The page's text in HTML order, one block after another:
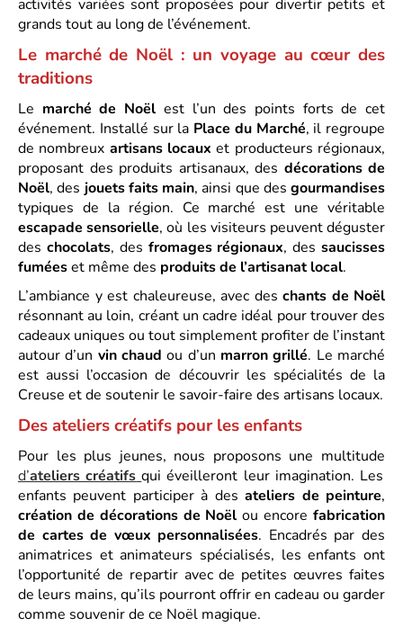
activités variées sont proposées pour divertir petits et
grands tout au long de l’événement.
Le marché de Noël : un voyage au cœur des
traditions
Le marché de Noël est l’un des points forts de cet
événement. Installé sur la Place du Marché, il regroupe
de nombreux artisans locaux et producteurs régionaux,
proposant des produits artisanaux, des décorations de
Noël, des jouets faits main, ainsi que des gourmandises
typiques de la région. Ce marché est une véritable
escapade sensorielle, où les visiteurs peuvent déguster
des chocolats, des fromages régionaux, dessaucisses
fuméeset même des produits de l’artisanat local.
L’ambiance y est chaleureuse, avec des chants de Noël
résonnant au loin, créant un cadre idéal pour trouver des
cadeaux uniques ou tout simplement profiter de l’instant
autour d’un vin chaud ou d’un marron grillé. Le marché
est aussi l’occasion de découvrir les spécialités de la
Creuse et de soutenir le savoir-faire des artisans locaux.
Des ateliers créatifs pour les enfants
Pour les plus jeunes, nous proposons une multitude
d’ateliers créatifs qui éveilleront leur imagination. Les
enfants peuvent participer à desateliers de peinture,
création de décorations de Noël ou encorefabrication
de cartes de vœux personnalisées. Encadrés par des
animatrices et animateurs spécialisés, les enfants ont
l’opportunité de repartir avec de petites œuvres faites
de leurs mains, qu’ils pourront offrir en cadeau ou garder
comme souvenir de ce Noël magique.